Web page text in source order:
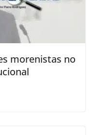
morenistas no